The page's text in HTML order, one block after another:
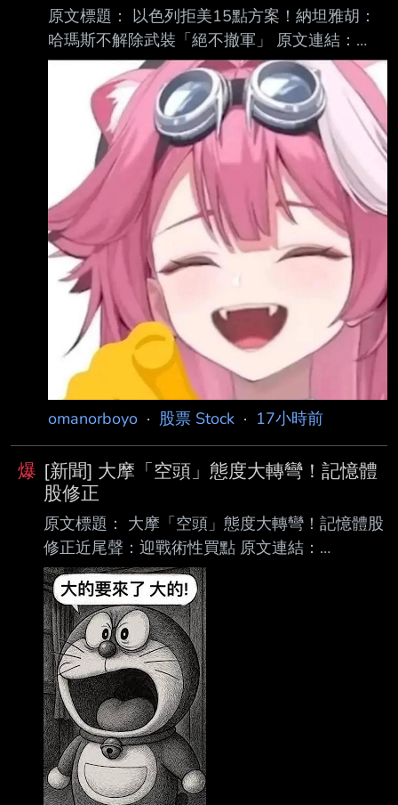
原文標題： 以色列拒美15點方案！納坦雅胡：
哈瑪斯不解除武裝「絕不撤軍」 原文連結：
https://www.ettoday.net/news/20260809/321
6214.htm 發布時間： 2026年08月09日 20:37
記者署名： 閔文昱 原文內容： 美國總統川普推
動的加薩和平計畫再遇重大阻礙，以色列總理納
坦雅胡9日表示，以色列 拒絕美方提出的15點方
案，在巴勒斯坦武裝組織「哈瑪斯」（Hamas）
完成真正且全面的 解除武裝前，以軍不會撤出
加薩。納坦雅胡在內閣會議上強調，所謂解除武
裝包括重型武
omanorboyo · 股票 Stock · 17小時前
爆 [新聞] 大摩「空頭」態度大轉彎！記憶體
股修正
原文標題： 大摩「空頭」態度大轉彎！記憶體股
修正近尾聲：迎戰術性買點 原文連結：
https://reurl.cc/VnRObR 發布時間： 2026-08-
08 14:10 記者署名： 鉅亨網 編譯 莊閔棻 原文
內容： 曾因看空南韓半導體股而被市場封為「空
頭代言人」的摩根士丹利分析師 Shawn Kim，如
今態度大轉彎。他在最新報告中指出，這波記憶
體產業最激烈的股價修正 已進入尾聲，目前的估
值水位反而提供了具吸引力的「戰術性進場」機
會。 Kim 在報告中指出，市場對記憶體股的關注
焦點，正從「價格週期何時